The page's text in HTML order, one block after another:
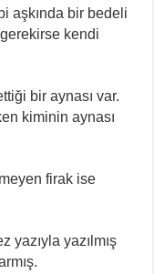
aşkında bir bedeli
kendi
bir aynası var.
kiminin aynası
firak ise
yazıyla yazılmış